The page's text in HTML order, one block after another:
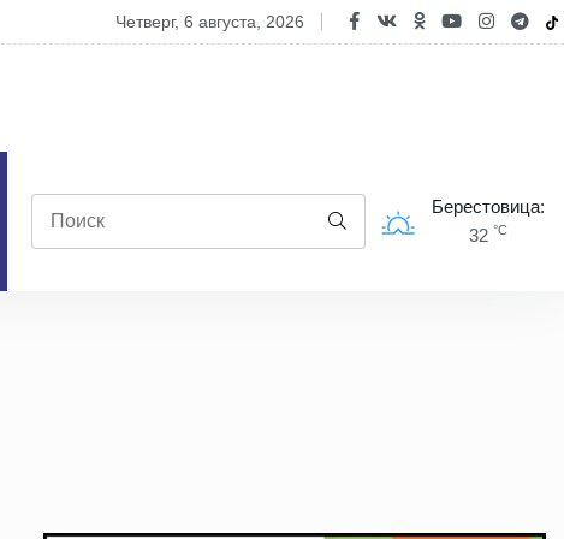
В Гродно состоится открытый диалог с Министром информации
четверг, 6 августа, 2026
Берестовица:
32 °C